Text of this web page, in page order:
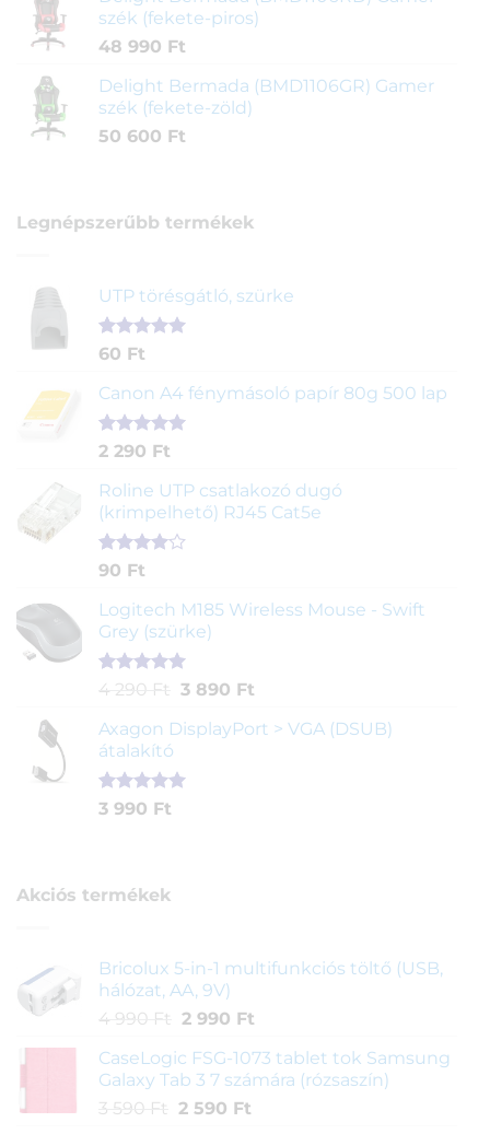
szék (fekete-piros)
48 990 Ft
Delight Bermada (BMD1106GR) Gamer
szék (fekete-zöld)
50 600 Ft
Legnépszerűbb termékek
UTP törésgátló, szürke
Értékelés
ből,
1
értékelés
alapján
60 Ft
Canon A4 fénymásoló papír 80g 500 lap
Értékelés
ből,
2
értékelés
alapján
2 290 Ft
Roline UTP csatlakozó dugó
(krimpelhető) RJ45 Cat5e
Értékelés
5-ből,
2
értékelés
alapján
90 Ft
Logitech M185 Wireless Mouse - Swift
Grey (szürke)
Értékelés
ből,
1
értékelés
alapján
4 290 Ft
Original
was:
290 Ft.
3 890 FtCurrent
is:
Axagon DisplayPort > VGA (DSUB)
átalakító
Értékelés
1
3 990 Ft
Akciós termékek
Bricolux 5-in-1 multifunkciós töltő (USB,
hálózat, AA, 9V)
4 990 Ft
Original
was:
4
990 Ft.
2 990 FtCurrent
is:
2
CaseLogic FSG-1073 tablet tok Samsung
Galaxy Tab 3 7 számára (rózsaszín)
3 590 Ft
Original
2 590 FtCurrent